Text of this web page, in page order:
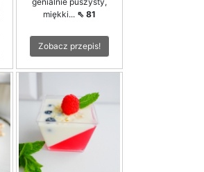
miękki... ⇖ 81
Zobacz przepis!